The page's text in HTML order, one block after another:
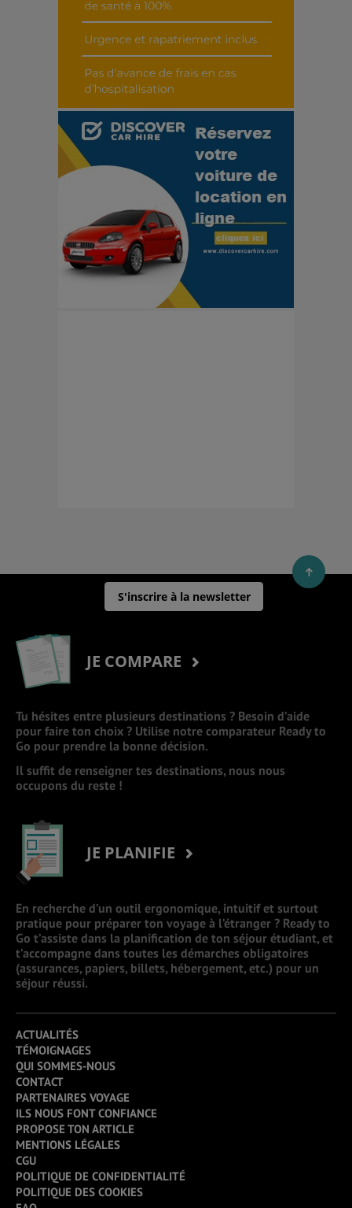
S'inscrire à la newsletter
JE COMPARE
Tu hésites entre plusieurs destinations ? Besoin d’aide
pour faire ton choix ? Utilise notre comparateur Ready to
Go pour prendre la bonne décision.
Il suffit de renseigner tes destinations, nous nous
occupons du reste !
JE PLANIFIE
En recherche d’un outil ergonomique, intuitif et surtout
pratique pour préparer ton voyage à l’étranger ? Ready to
Go t’assiste dans la planification de ton séjour étudiant, et
t’accompagne dans toutes les démarches obligatoires
(assurances, papiers, billets, hébergement, etc.) pour un
séjour réussi.
ACTUALITÉS
TÉMOIGNAGES
QUI SOMMES-NOUS
CONTACT
PARTENAIRES VOYAGE
ILS NOUS FONT CONFIANCE
PROPOSE TON ARTICLE
MENTIONS LÉGALES
CGU
POLITIQUE DE CONFIDENTIALITÉ
POLITIQUE DES COOKIES